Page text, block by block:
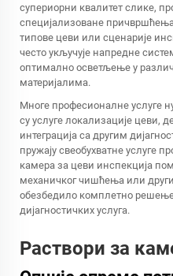
супериорни квалитет слике,
специјализоване
типове цеви или сценарије
често укључује напредне
оптимално осветљење у
материјалима.
Многе професионалне услуге
су услуге локализације цеви,
интеграција са другим
пружају свеобухватне услуге
камера за цеви инспекција
механичког чишћења или
обезбедило комплетно решење
дијагностичких услуга.
Раствори за